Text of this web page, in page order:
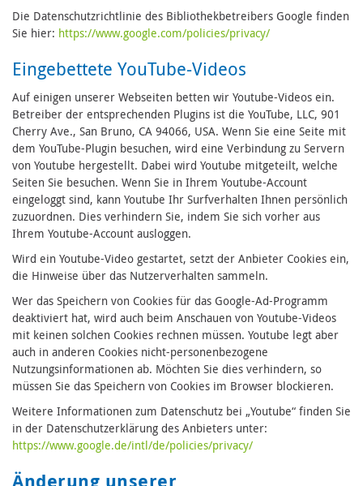
Die Datenschutzrichtlinie des Bibliothekbetreibers Google finden
Sie hier: https://www.google.com/policies/privacy/
Eingebettete YouTube-Videos
Auf einigen unserer Webseiten betten wir Youtube-Videos ein.
Betreiber der entsprechenden Plugins ist die YouTube, LLC, 901
Cherry Ave., San Bruno, CA 94066, USA. Wenn Sie eine Seite mit
dem YouTube-Plugin besuchen, wird eine Verbindung zu Servern
von Youtube hergestellt. Dabei wird Youtube mitgeteilt, welche
Seiten Sie besuchen. Wenn Sie in Ihrem Youtube-Account
eingeloggt sind, kann Youtube Ihr Surfverhalten Ihnen persönlich
zuzuordnen. Dies verhindern Sie, indem Sie sich vorher aus
Ihrem Youtube-Account ausloggen.
Wird ein Youtube-Video gestartet, setzt der Anbieter Cookies ein,
die Hinweise über das Nutzerverhalten sammeln.
Wer das Speichern von Cookies für das Google-Ad-Programm
deaktiviert hat, wird auch beim Anschauen von Youtube-Videos
mit keinen solchen Cookies rechnen müssen. Youtube legt aber
auch in anderen Cookies nicht-personenbezogene
Nutzungsinformationen ab. Möchten Sie dies verhindern, so
müssen Sie das Speichern von Cookies im Browser blockieren.
Weitere Informationen zum Datenschutz bei „Youtube“ finden Sie
in der Datenschutzerklärung des Anbieters unter:
https://www.google.de/intl/de/policies/privacy/
Änderung unserer